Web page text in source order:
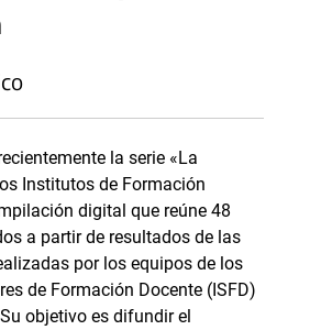
la serie «La
Institutos de Formación
digital que reúne 48
a partir de resultados de las
por los equipos de los
de Formación Docente (ISFD)
objetivo es difundir el